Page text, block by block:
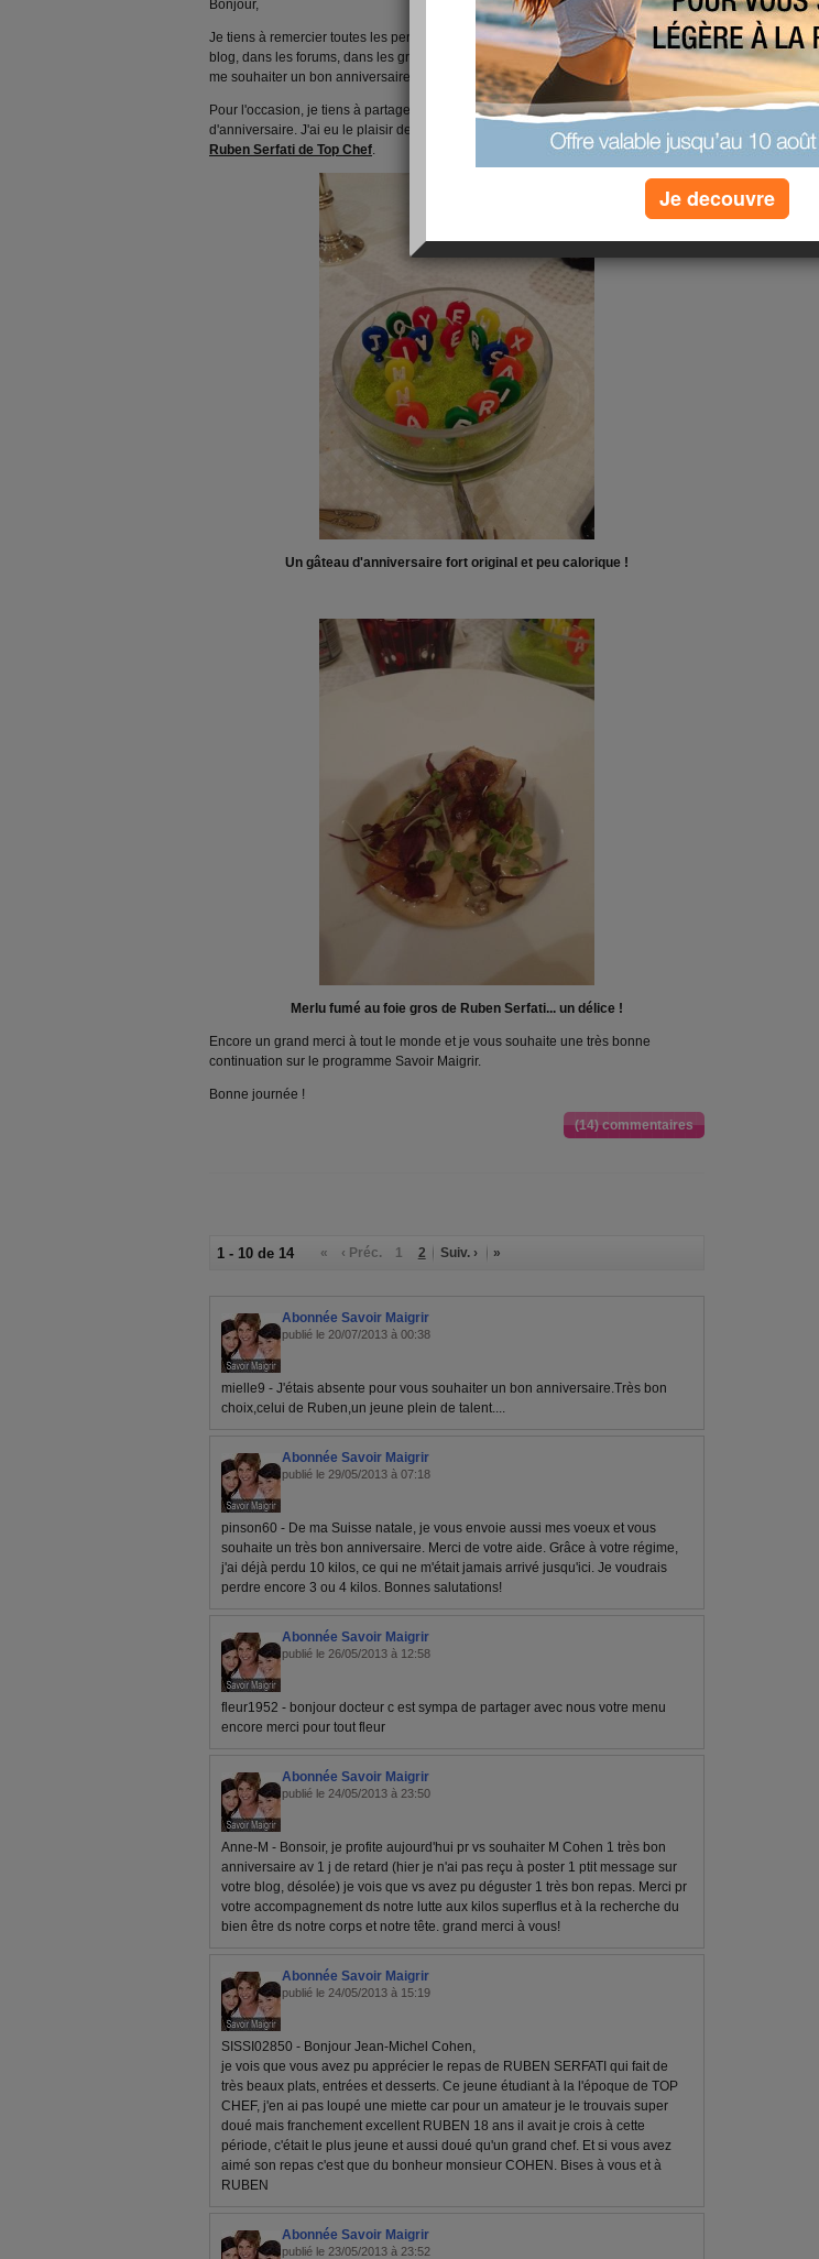
Bonjour,
Je tiens à remercier toutes les personnes qui m'ont laissé un message sur mon
blog, dans les forums, dans les groupes ou encore sur ma page Facebook, pour
me souhaiter un bon anniversaire.
Cela m'a fait très plaisir de vous lire !
Pour l'occasion, je tiens à partager des images prises hier soir lors de mon dîner
d'anniversaire. J'ai eu le plaisir de manger à la maison un repas préparé par
Ruben Serfati de Top Chef.
Un gâteau d'anniversaire fort original et peu calorique !
Merlu fumé au foie gros de Ruben Serfati... un délice !
Encore un grand merci à tout le monde et je vous souhaite une très bonne
continuation sur le programme Savoir Maigrir.
Bonne journée !
(14) commentaires
1 - 10 de 14 « ‹ Préc. 1 2 Suiv. › »
Abonnée Savoir Maigrir
publié le 20/07/2013 à 00:38
mielle9 - J'étais absente pour vous souhaiter un bon anniversaire.Très bon
choix,celui de Ruben,un jeune plein de talent....
Abonnée Savoir Maigrir
publié le 29/05/2013 à 07:18
pinson60 - De ma Suisse natale, je vous envoie aussi mes voeux et vous
souhaite un très bon anniversaire. Merci de votre aide. Grâce à votre régime,
j'ai déjà perdu 10 kilos, ce qui ne m'était jamais arrivé jusqu'ici. Je voudrais
perdre encore 3 ou 4 kilos. Bonnes salutations!
Abonnée Savoir Maigrir
publié le 26/05/2013 à 12:58
fleur1952 - bonjour docteur c est sympa de partager avec nous votre menu
encore merci pour tout fleur
Abonnée Savoir Maigrir
publié le 24/05/2013 à 23:50
Anne-M - Bonsoir, je profite aujourd'hui pr vs souhaiter M Cohen 1 très bon
anniversaire av 1 j de retard (hier je n'ai pas reçu à poster 1 ptit message sur
votre blog, désolée) je vois que vs avez pu déguster 1 très bon repas. Merci pr
votre accompagnement ds notre lutte aux kilos superflus et à la recherche du
bien être ds notre corps et notre tête. grand merci à vous!
Abonnée Savoir Maigrir
publié le 24/05/2013 à 15:19
SISSI02850 - Bonjour Jean-Michel Cohen,
je vois que vous avez pu apprécier le repas de RUBEN SERFATI qui fait de
très beaux plats, entrées et desserts. Ce jeune étudiant à la l'époque de TOP
CHEF, j'en ai pas loupé une miette car pour un amateur je le trouvais super
doué mais franchement excellent RUBEN 18 ans il avait je crois à cette
période, c'était le plus jeune et aussi doué qu'un grand chef. Et si vous avez
aimé son repas c'est que du bonheur monsieur COHEN. Bises à vous et à
RUBEN
Abonnée Savoir Maigrir
publié le 23/05/2013 à 23:52
Je decouvre